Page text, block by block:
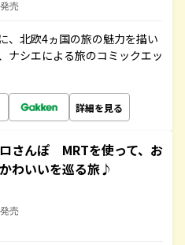
売
、北欧4ヵ国の旅の魅力を描い
ナシエによる旅のコミックエッ
詳細を見る
さんぽ MRTを使って、お
わいいを巡る旅♪
売